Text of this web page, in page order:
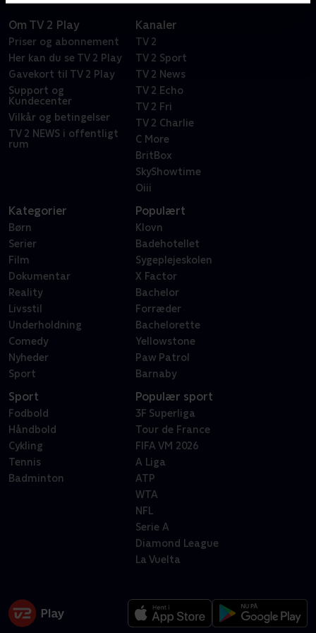
Om TV 2 Play
Priser og abonnement
Her kan du se TV 2 Play
Gavekort til TV 2 Play
Support og
Kundecenter
Vilkår og betingelser
TV 2 NEWS i offentligt
rum
Kanaler
TV 2
TV 2 Sport
TV 2 News
TV 2 Echo
TV 2 Fri
TV 2 Charlie
C More
BritBox
SkyShowtime
Oiii
Kategorier
Børn
Serier
Film
Dokumentar
Reality
Livsstil
Underholdning
Comedy
Nyheder
Sport
Populært
Klovn
Badehotellet
Sygeplejeskolen
X Factor
Bachelor
Forræder
Bachelorette
Yellowstone
Paw Patrol
Barnaby
Sport
Fodbold
Håndbold
Cykling
Tennis
Badminton
Populær sport
3F Superliga
Tour de France
FIFA VM 2026
A Liga
ATP
WTA
NFL
Serie A
Diamond League
La Vuelta